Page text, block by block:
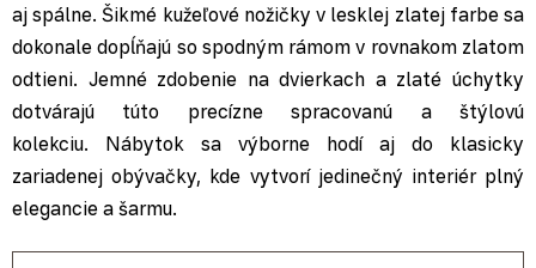
aj spálne. Šikmé kužeľové nožičky v lesklej zlatej farbe sa
dokonale dopĺňajú so spodným rámom v rovnakom zlatom
odtieni. Jemné zdobenie na dvierkach a zlaté úchytky
dotvárajú túto precízne spracovanú a štýlovú
kolekciu. Nábytok sa výborne hodí aj do klasicky
zariadenej obývačky, kde vytvorí jedinečný interiér plný
elegancie a šarmu.